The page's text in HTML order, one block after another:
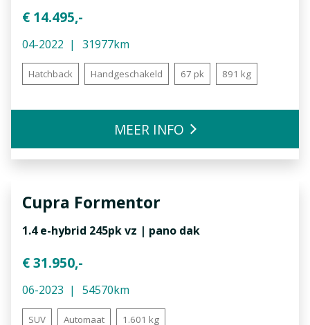
€ 14.495,-
04-2022 31977km
Hatchback Handgeschakeld 67 pk 891 kg
MEER INFO
Cupra Formentor
1.4 e-hybrid 245pk vz | pano dak
€ 31.950,-
06-2023 54570km
SUV Automaat 1.601 kg